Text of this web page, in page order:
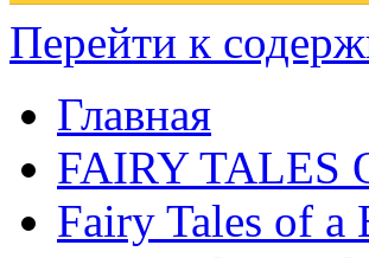
Перейти к
Главная
FAIRY TALES
Fairy Tales of